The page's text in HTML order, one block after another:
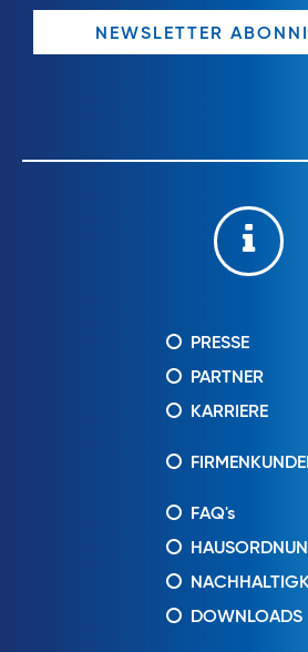
NEWSLETTER
PRESSE
PARTNER
KARRIERE
FAQ's
DOWNLOADS